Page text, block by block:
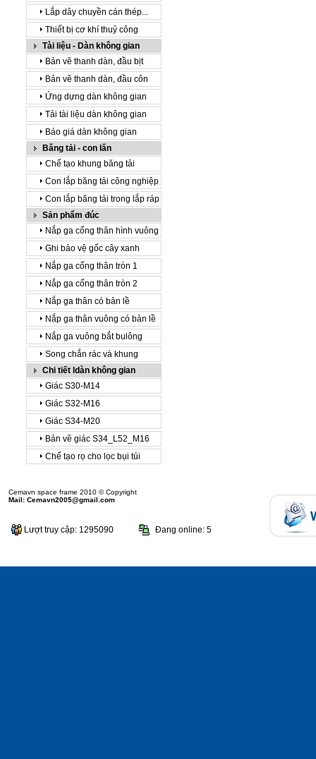
Lắp dây chuyền cán thép...
Thiết bị cơ khí thuỷ công
Tài liệu - Dàn không gian
Bản vẽ thanh dàn, đầu bịt
Bản vẽ thanh dàn, đầu côn
Ứng dựng dàn không gian
Tải tài liệu dàn không gian
Báo giá dàn không gian
Băng tải - con lăn
Chế tạo khung băng tải
Con lắp băng tải công nghiệp
Con lắp băng tải trong lắp ráp
Sản phẩm đúc
Nắp ga cống thân hình vuông
Ghi bảo vệ gốc cây xanh
Nắp ga cống thân tròn 1
Nắp ga cống thân tròn 2
Nắp ga thân có bản lề
Nắp ga thân vuông có bản lề
Nắp ga vuông bắt bulông
Song chắn rác và khung
Chi tiết ldàn không gian
Giác S30-M14
Giác S32-M16
Giác S34-M20
Bản vẽ giác S34_L52_M16
Chế tạo rọ cho lọc bụi túi
Cemavn space frame 2010 © Copyright
Mail: Cemavn2005@gmail.com
Lượt truy cập: 1295090 Đang online: 5